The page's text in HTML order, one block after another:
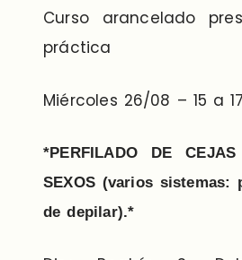
Curso arancelado
práctica
Miércoles 26/08 – 15 a
*PERFILADO DE
SEXOS (varios sistemas:
de depilar).*